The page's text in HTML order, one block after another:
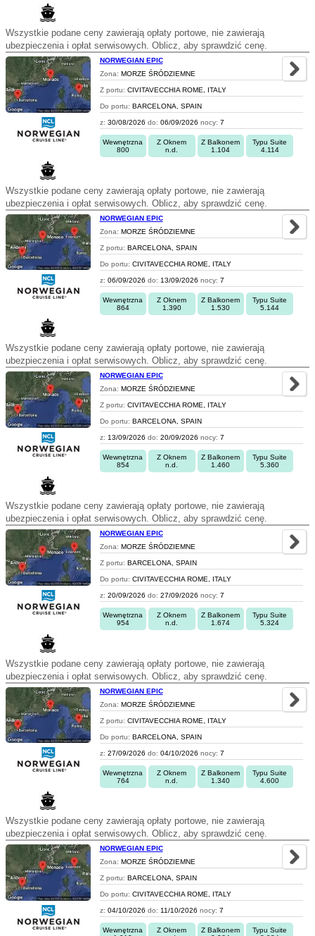
Wszystkie podane ceny zawierają opłaty portowe, nie zawierają
ubezpieczenia i opłat serwisowych. Oblicz, aby sprawdzić cenę.
NORWEGIAN EPIC
Zona: MORZE ŚRÓDZIEMNE
Z portu: CIVITAVECCHIA ROME, ITALY
Do portu: BARCELONA, SPAIN
z: 30/08/2026 do: 06/09/2026 nocy: 7
Wewnętrzna
800
Z Oknem
n.d.
Z Balkonem
1.104
Typu Suite
4.114
Wszystkie podane ceny zawierają opłaty portowe, nie zawierają
ubezpieczenia i opłat serwisowych. Oblicz, aby sprawdzić cenę.
NORWEGIAN EPIC
Zona: MORZE ŚRÓDZIEMNE
Z portu: BARCELONA, SPAIN
Do portu: CIVITAVECCHIA ROME, ITALY
z: 06/09/2026 do: 13/09/2026 nocy: 7
Wewnętrzna
864
Z Oknem
1.390
Z Balkonem
1.530
Typu Suite
5.144
Wszystkie podane ceny zawierają opłaty portowe, nie zawierają
ubezpieczenia i opłat serwisowych. Oblicz, aby sprawdzić cenę.
NORWEGIAN EPIC
Zona: MORZE ŚRÓDZIEMNE
Z portu: CIVITAVECCHIA ROME, ITALY
Do portu: BARCELONA, SPAIN
z: 13/09/2026 do: 20/09/2026 nocy: 7
Wewnętrzna
854
Z Oknem
n.d.
Z Balkonem
1.460
Typu Suite
5.360
Wszystkie podane ceny zawierają opłaty portowe, nie zawierają
ubezpieczenia i opłat serwisowych. Oblicz, aby sprawdzić cenę.
NORWEGIAN EPIC
Zona: MORZE ŚRÓDZIEMNE
Z portu: BARCELONA, SPAIN
Do portu: CIVITAVECCHIA ROME, ITALY
z: 20/09/2026 do: 27/09/2026 nocy: 7
Wewnętrzna
954
Z Oknem
n.d.
Z Balkonem
1.674
Typu Suite
5.324
Wszystkie podane ceny zawierają opłaty portowe, nie zawierają
ubezpieczenia i opłat serwisowych. Oblicz, aby sprawdzić cenę.
NORWEGIAN EPIC
Zona: MORZE ŚRÓDZIEMNE
Z portu: CIVITAVECCHIA ROME, ITALY
Do portu: BARCELONA, SPAIN
z: 27/09/2026 do: 04/10/2026 nocy: 7
Wewnętrzna
764
Z Oknem
n.d.
Z Balkonem
1.340
Typu Suite
4.600
Wszystkie podane ceny zawierają opłaty portowe, nie zawierają
ubezpieczenia i opłat serwisowych. Oblicz, aby sprawdzić cenę.
NORWEGIAN EPIC
Zona: MORZE ŚRÓDZIEMNE
Z portu: BARCELONA, SPAIN
Do portu: CIVITAVECCHIA ROME, ITALY
z: 04/10/2026 do: 11/10/2026 nocy: 7
Wewnętrzna
Z Oknem
Z Balkonem
Typu Suite